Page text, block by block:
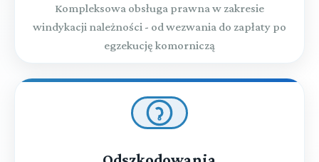
Kompleksowa obsługa prawna w zakresie
windykacji należności - od wezwania do zapłaty po
egzekucję komorniczą